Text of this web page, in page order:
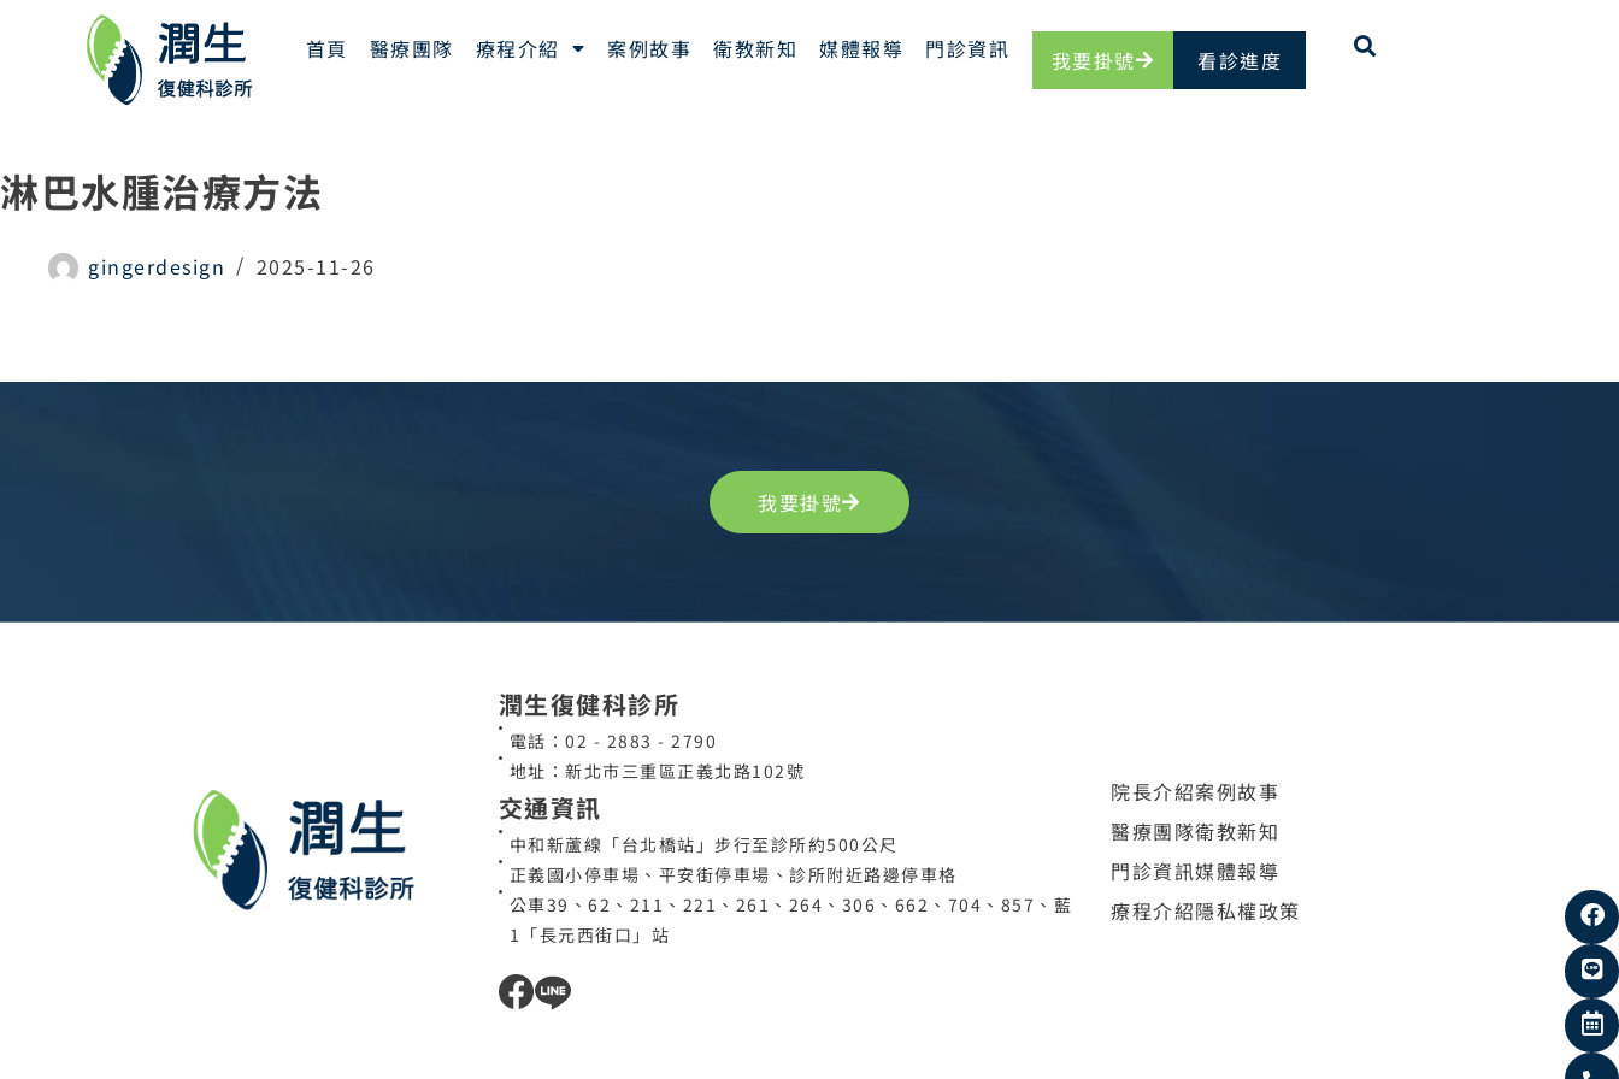
首頁 醫療團隊 療程介紹 案例故事 衛教新知 媒體報導 門診資訊 我要掛號 看診進度
淋巴水腫治療方法
gingerdesign 2025-11-26
我要掛號
潤生復健科診所
電話：02 - 2883 - 2790
地址：新北市三重區正義北路102號
交通資訊
中和新蘆線「台北橋站」步行至診所約500公尺
正義國小停車場、平安街停車場、診所附近路邊停車格
公車39、62、211、221、261、264、306、662、704、857、藍
1「長元西街口」站
院長介紹
醫療團隊
門診資訊
療程介紹
案例故事
衛教新知
媒體報導
隱私權政策